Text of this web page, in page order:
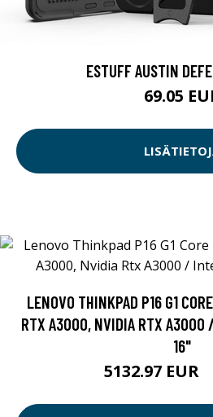
ESTUFF AUSTIN
69.05
LENOVO THINKPAD P16 G1
RTX A3000, NVIDIA RTX A3000
16"
5132.97 EUR